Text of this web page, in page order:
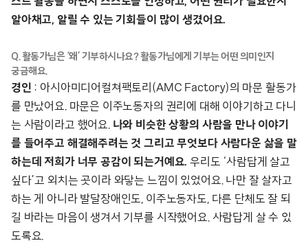
알아채고, 알릴 수 있는 기회들이 많이 생겼어요.
Q. 활동가님은 ‘왜’ 기부하시나요? 활동가님에게 기부는 어떤 의미인지
궁금해요.
경인 : 아시아미디어컬쳐팩토리(AMC Factory)의 마문 활동가
를 만났어요. 마문은 이주노동자의 권리에 대해 이야기하고 다니
는 사람이라고 했어요. 나와 비슷한 상황의 사람을 만나 이야기
를 들어주고 해결해주려는 것 그리고 무엇보다 사람다운 삶을 말
하는데 저희가 너무 공감이 되는거예요. 우리도 ‘사람답게 살고
싶다’고 외치는 곳이라 와닿는 느낌이 있었어요. 나만 잘 살자고
하는 게 아니라 발달장애인도, 이주노동자도, 다른 단체도 잘 되
길 바라는 마음이 생겨서 기부를 시작했어요. 사람답게 살 수 있
도록요.